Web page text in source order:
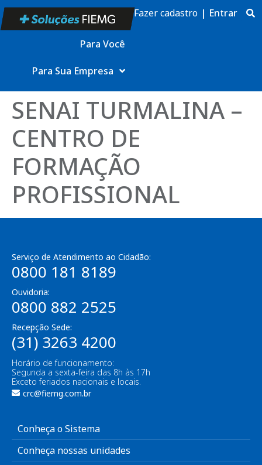
Para Você
Para Sua Empresa
Fazer cadastro | Entrar
SENAI TURMALINA –
CENTRO DE
FORMAÇÃO
PROFISSIONAL
Serviço de Atendimento ao Cidadão:
0800 181 8189
Ouvidoria:
0800 882 2525
Recepção Sede:
(31) 3263 4200
Horário de funcionamento:
Segunda a sexta-feira das 8h às 17h
Exceto feriados nacionais e locais.
crc@fiemg.com.br
Conheça o Sistema
Conheça nossas unidades